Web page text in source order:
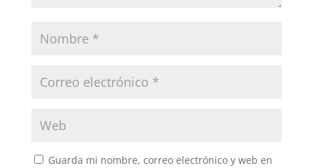
Guarda mi nombre, correo electrónico y web en